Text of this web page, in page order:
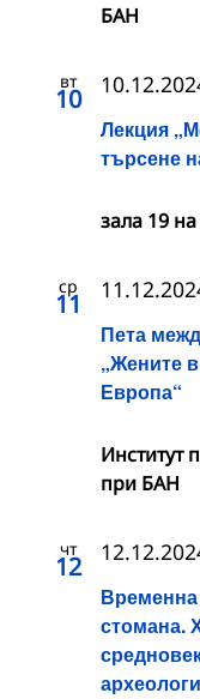
БАН
вт
10
Лекция
търсене
зала 19
ср
11
Пета
„Жените
Европа“
Институт
при БАН
чт
12
стомана.